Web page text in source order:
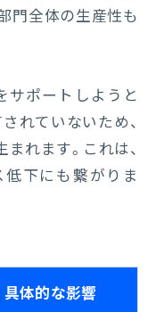
門全体の生産性も
サポートしようと
れていないため、
れます。これは、
下にも繋がりま
具体的な影響